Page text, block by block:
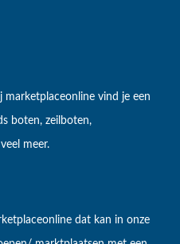
vind je een
boten, zeilboten,
meer.
dat kan in onze